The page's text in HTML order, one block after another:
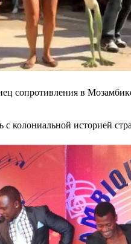
сопротивления в
с колониальной историей